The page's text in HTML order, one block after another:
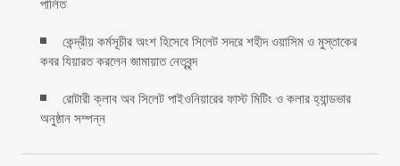
পালিত ‎​
কেন্দ্রীয় কর্মসূচীর অংশ হিসেবে সিলেট সদরে শহীদ ওয়াসিম ও মুস্তাকের
কবর যিয়ারত করলেন জামায়াত নেতৃবৃন্দ ‎
রোটারী ক্লাব অব সিলেট পাইওনিয়ারের ফাস্ট মিটিং ও কলার হ্যান্ডভার
অনুষ্ঠান সম্পন্ন